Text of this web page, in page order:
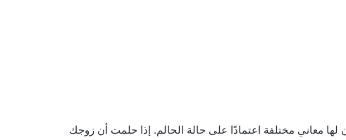
لها معاني مختلفة اعتمادًا على حالة الحالم. إذا حلمت أن زوجك